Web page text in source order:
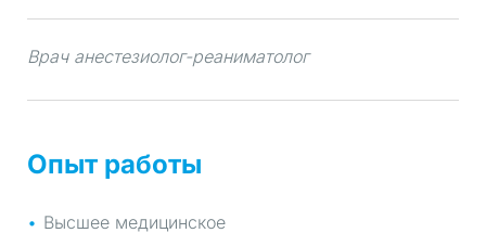
Врач анестезиолог-реаниматолог
Опыт работы
Высшее медицинское